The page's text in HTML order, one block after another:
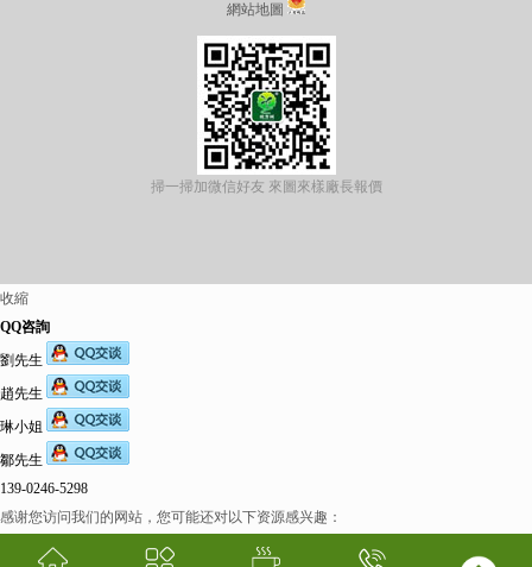
網站地圖
掃一掃加微信好友 來圖來樣廠長報價
收縮
QQ咨詢
劉先生
趙先生
琳小姐
鄒先生
139-0246-5298
感谢您访问我们的网站，您可能还对以下资源感兴趣：
欧美伊人-麻豆精品一区二区三区-欧美日b视频-阿v天堂网-中文字幕第六页-狠狠干干-